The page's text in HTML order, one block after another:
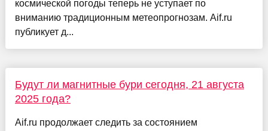
космической погоды теперь не уступает по
вниманию традиционным метеопрогнозам. Aif.ru
публикует д...
Будут ли магнитные бури сегодня, 21 августа
2025 года?
Aif.ru продолжает следить за состоянием